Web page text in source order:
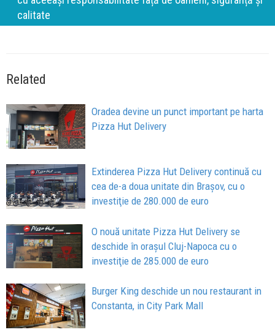
calitate
Related
Oradea devine un punct important pe harta
Pizza Hut Delivery
Extinderea Pizza Hut Delivery continuă cu
cea de-a doua unitate din Braşov, cu o
investiţie de 280.000 de euro
O nouă unitate Pizza Hut Delivery se
deschide în oraşul Cluj-Napoca cu o
investiţie de 285.000 de euro
Burger King deschide un nou restaurant in
Constanta, in City Park Mall